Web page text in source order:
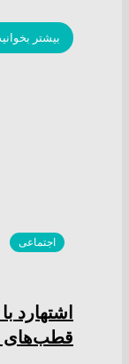
بیشتر
اجتماعی
قطب‌های